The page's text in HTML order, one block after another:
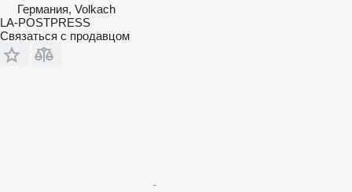
Германия, Volkach
LA-POSTPRESS
Связаться с продавцом